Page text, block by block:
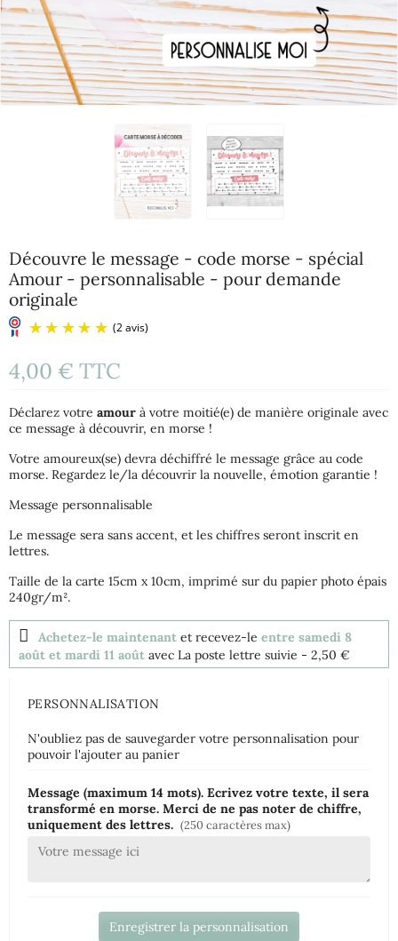
Découvre le message - code morse - spécial
Amour - personnalisable - pour demande
originale
(2 avis)
4,00 € TTC
Déclarez votre amour à votre moitié(e) de manière originale avec
ce message à découvrir, en morse !
Votre amoureux(se) devra déchiffré le message grâce au code
morse. Regardez le/la découvrir la nouvelle, émotion garantie !
Message personnalisable
Le message sera sans accent, et les chiffres seront inscrit en
lettres.
Taille de la carte 15cm x 10cm, imprimé sur du papier photo épais
240gr/m².
Achetez-le maintenant et recevez-le entre samedi 8
août et mardi 11 août avec La poste lettre suivie - 2,50 €
PERSONNALISATION
N'oubliez pas de sauvegarder votre personnalisation pour
pouvoir l'ajouter au panier
Message (maximum 14 mots). Ecrivez votre texte, il sera
transformé en morse. Merci de ne pas noter de chiffre,
uniquement des lettres. (250 caractères max)
Enregistrer la personnalisation